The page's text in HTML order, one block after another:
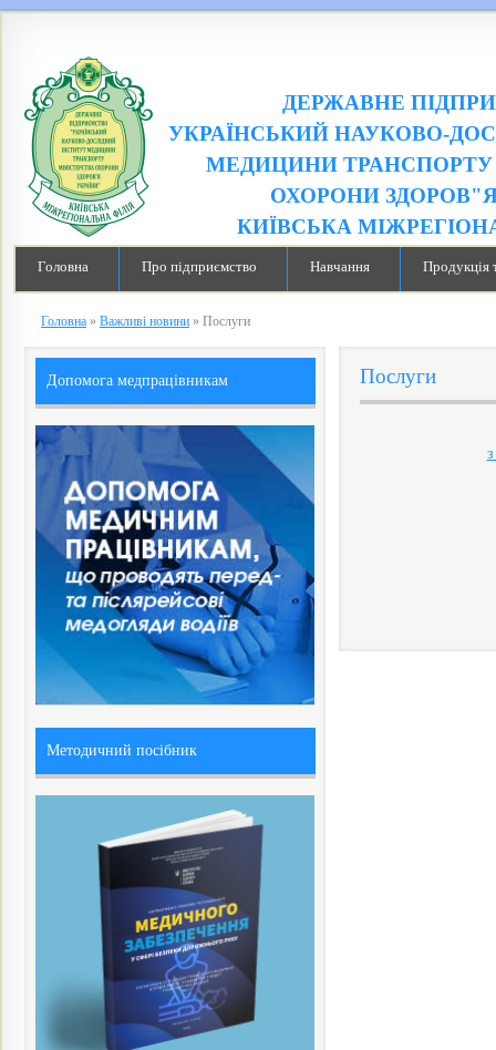
ДЕРЖАВНЕ
УКРАЇНСЬКИЙ НАУКОВО-
МЕДИЦИНИ ТРАНСПОРТУ
ОХОРОНИ
КИЇВСЬКА
Головна Про підприємство Навчання Продукція
Головна » Важливі новини » Послуги
Послуги
Допомога медпрацівникам
Методичний посібник